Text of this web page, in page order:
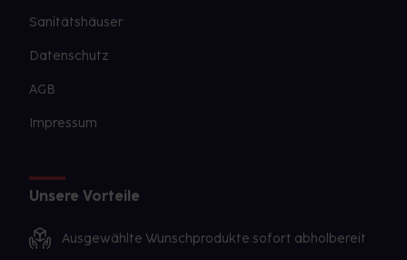
Sanitätshäuser
Datenschutz
AGB
Impressum
Unsere Vorteile
Ausgewählte Wunschprodukte sofort abholbereit